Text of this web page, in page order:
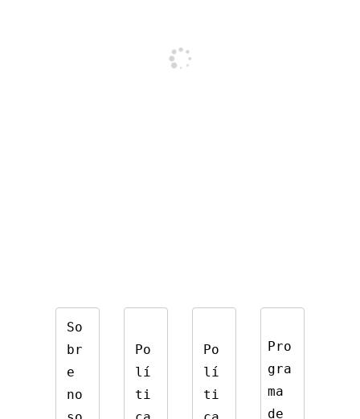
So
br
e
no
Po
lí
ti
Po
lí
ti
Pro
gra
ma
de